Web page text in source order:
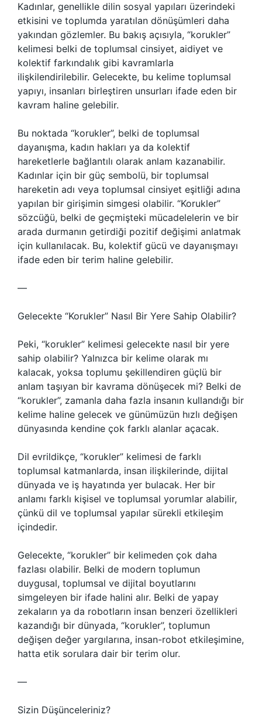
Kadınlar, genellikle dilin sosyal yapıları üzerindeki
etkisini ve toplumda yaratılan dönüşümleri daha
yakından gözlemler. Bu bakış açısıyla, “korukler”
kelimesi belki de toplumsal cinsiyet, aidiyet ve
kolektif farkındalık gibi kavramlarla
ilişkilendirilebilir. Gelecekte, bu kelime toplumsal
yapıyı, insanları birleştiren unsurları ifade eden bir
kavram haline gelebilir.
Bu noktada “korukler”, belki de toplumsal
dayanışma, kadın hakları ya da kolektif
hareketlerle bağlantılı olarak anlam kazanabilir.
Kadınlar için bir güç sembolü, bir toplumsal
hareketin adı veya toplumsal cinsiyet eşitliği adına
yapılan bir girişimin simgesi olabilir. “Korukler”
sözcüğü, belki de geçmişteki mücadelelerin ve bir
arada durmanın getirdiği pozitif değişimi anlatmak
için kullanılacak. Bu, kolektif gücü ve dayanışmayı
ifade eden bir terim haline gelebilir.
—
Gelecekte “Korukler” Nasıl Bir Yere Sahip Olabilir?
Peki, “korukler” kelimesi gelecekte nasıl bir yere
sahip olabilir? Yalnızca bir kelime olarak mı
kalacak, yoksa toplumu şekillendiren güçlü bir
anlam taşıyan bir kavrama dönüşecek mi? Belki de
“korukler”, zamanla daha fazla insanın kullandığı bir
kelime haline gelecek ve günümüzün hızlı değişen
dünyasında kendine çok farklı alanlar açacak.
Dil evrildikçe, “korukler” kelimesi de farklı
toplumsal katmanlarda, insan ilişkilerinde, dijital
dünyada ve iş hayatında yer bulacak. Her bir
anlamı farklı kişisel ve toplumsal yorumlar alabilir,
çünkü dil ve toplumsal yapılar sürekli etkileşim
içindedir.
Gelecekte, “korukler” bir kelimeden çok daha
fazlası olabilir. Belki de modern toplumun
duygusal, toplumsal ve dijital boyutlarını
simgeleyen bir ifade halini alır. Belki de yapay
zekaların ya da robotların insan benzeri özellikleri
kazandığı bir dünyada, “korukler”, toplumun
değişen değer yargılarına, insan-robot etkileşimine,
hatta etik sorulara dair bir terim olur.
—
Sizin Düşünceleriniz?